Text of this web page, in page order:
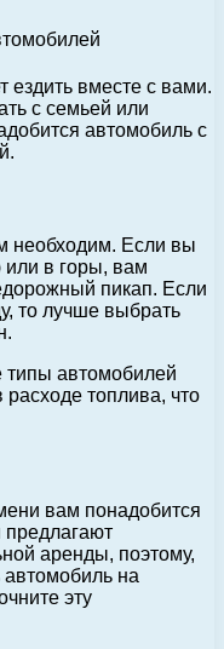
ездить вместе с вами.
с семьей или
автомобиль с
необходим. Если вы
или в горы, вам
пикап. Если
то лучше выбрать
типы автомобилей
топлива, что
вам понадобится
аренды, поэтому,
автомобиль на
эту